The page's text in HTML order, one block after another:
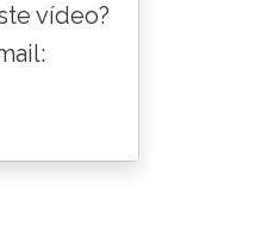
vídeo?